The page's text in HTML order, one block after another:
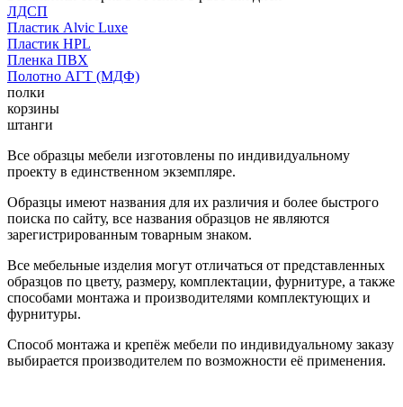
ЛДСП
Пластик Alvic Luxe
Пластик HPL
Пленка ПВХ
Полотно АГТ (МДФ)
полки
корзины
штанги
Все образцы мебели изготовлены по индивидуальному
проекту в единственном экземпляре.
Образцы имеют названия для их различия и более быстрого
поиска по сайту, все названия образцов не являются
зарегистрированным товарным знаком.
Все мебельные изделия могут отличаться от представленных
образцов по цвету, размеру, комплектации, фурнитуре, а также
способами монтажа и производителями комплектующих и
фурнитуры.
Способ монтажа и крепёж мебели по индивидуальному заказу
выбирается производителем по возможности её применения.